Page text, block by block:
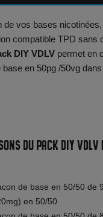
de vos bases
compatible TPD sans
DIY VDLV permet en
en 50pg /50vg
du Pack DIY
de base en 50/50 de
en 50/50